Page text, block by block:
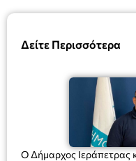
Δείτε Περισσότερα
Ο Δήμαρχος Ιεράπετρας